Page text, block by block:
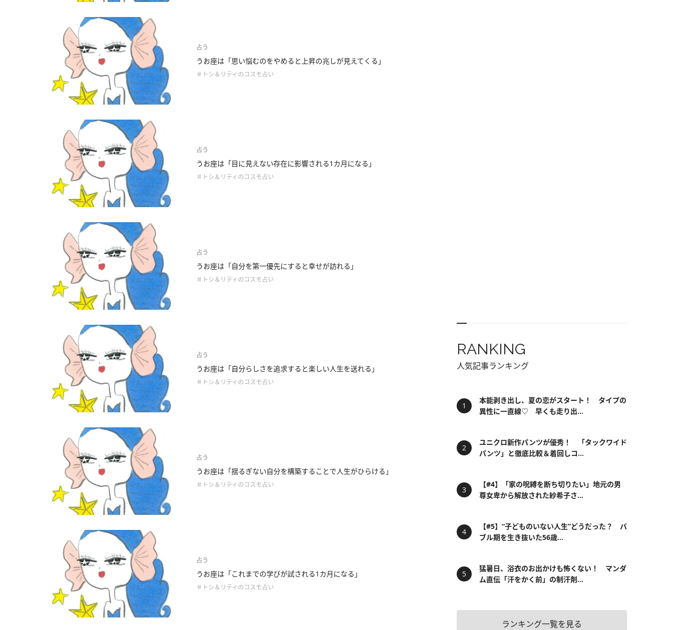
占う
うお座は「思い悩むのをやめると上昇の兆しが見えてくる」
＃トシ＆リティのコスモ占い
占う
うお座は「目に見えない存在に影響される1カ月になる」
＃トシ＆リティのコスモ占い
占う
うお座は「自分を第一優先にすると幸せが訪れる」
＃トシ＆リティのコスモ占い
占う
うお座は「自分らしさを追求すると楽しい人生を送れる」
＃トシ＆リティのコスモ占い
占う
うお座は「揺るぎない自分を構築することで人生がひらける」
＃トシ＆リティのコスモ占い
占う
うお座は「これまでの学びが試される1カ月になる」
＃トシ＆リティのコスモ占い
RANKING
人気記事ランキング
本能剥き出し、夏の恋がスタート！ タイプの
異性に一直線♡ 早くも走り出...
ユニクロ新作パンツが優秀！ 「タックワイド
パンツ」と徹底比較＆着回しコ...
【#4】「家の呪縛を断ち切りたい」地元の男
尊女卑から解放された紗希子さ...
【#5】“子どものいない人生”どうだった？ バ
ブル期を生き抜いた56歳...
猛暑日、浴衣のお出かけも怖くない！ マンダ
ム直伝「汗をかく前」の制汗剤...
ランキング一覧を見る